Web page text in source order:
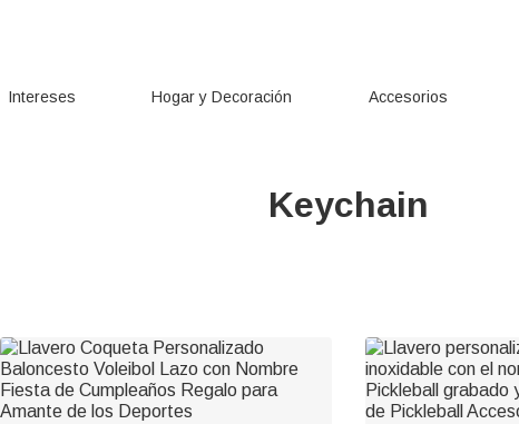
Intereses Hogar y Decoración Accesorios
Keychain